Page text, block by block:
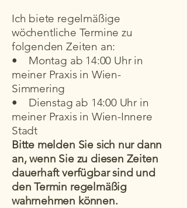
Ich biete regelmäßige
wöchentliche Termine zu
folgenden Zeiten an:
• Montag ab 14:00 Uhr in
meiner Praxis in Wien-
Simmering
• Dienstag ab 14:00 Uhr in
meiner Praxis in Wien-Innere
Stadt
Bitte melden Sie sich nur dann
an, wenn Sie zu diesen Zeiten
dauerhaft verfügbar sind und
den Termin regelmäßig
wahrnehmen können.